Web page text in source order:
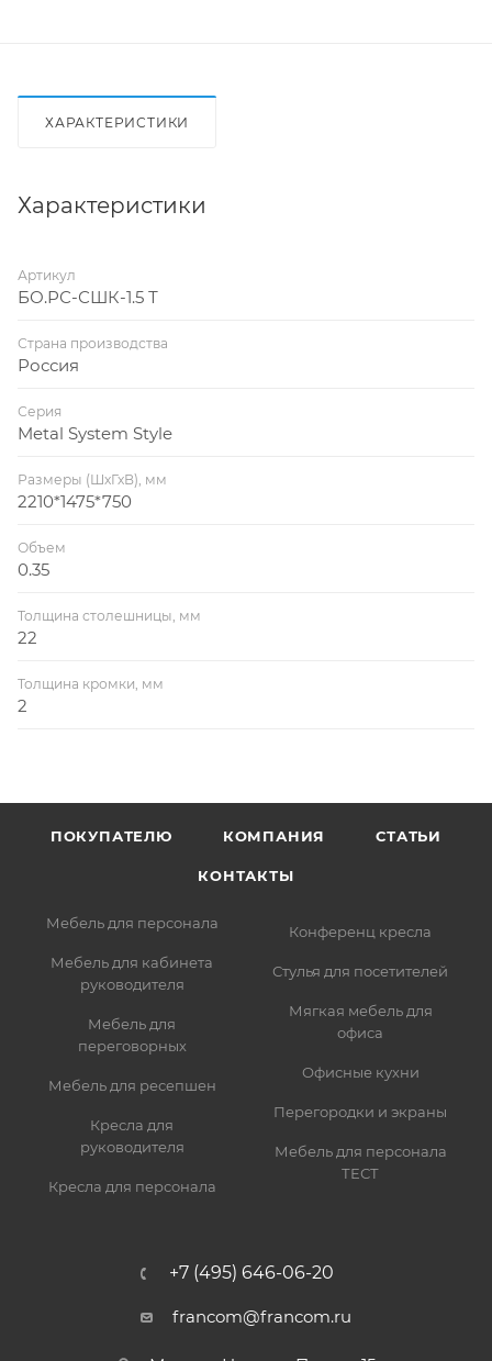
ХАРАКТЕРИСТИКИ
Характеристики
Артикул
БО.РС-СШК-1.5 Т
Страна производства
Россия
Серия
Metal System Style
Размеры (ШхГхВ), мм
2210*1475*750
Объем
0.35
Толщина столешницы, мм
22
Толщина кромки, мм
2
ПОКУПАТЕЛЮ КОМПАНИЯ СТАТЬИ
КОНТАКТЫ
Мебель для персонала
Мебель для кабинета
руководителя
Мебель для
переговорных
Мебель для ресепшен
Кресла для
руководителя
Кресла для персонала
Конференц кресла
Стулья для посетителей
Мягкая мебель для
офиса
Офисные кухни
Перегородки и экраны
Мебель для персонала
ТЕСТ
+7 (495) 646-06-20
francom@francom.ru